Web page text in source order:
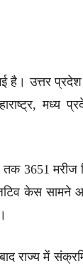
है। उत्तर
मध्य
तक 3651
केस सामने
राज्य में